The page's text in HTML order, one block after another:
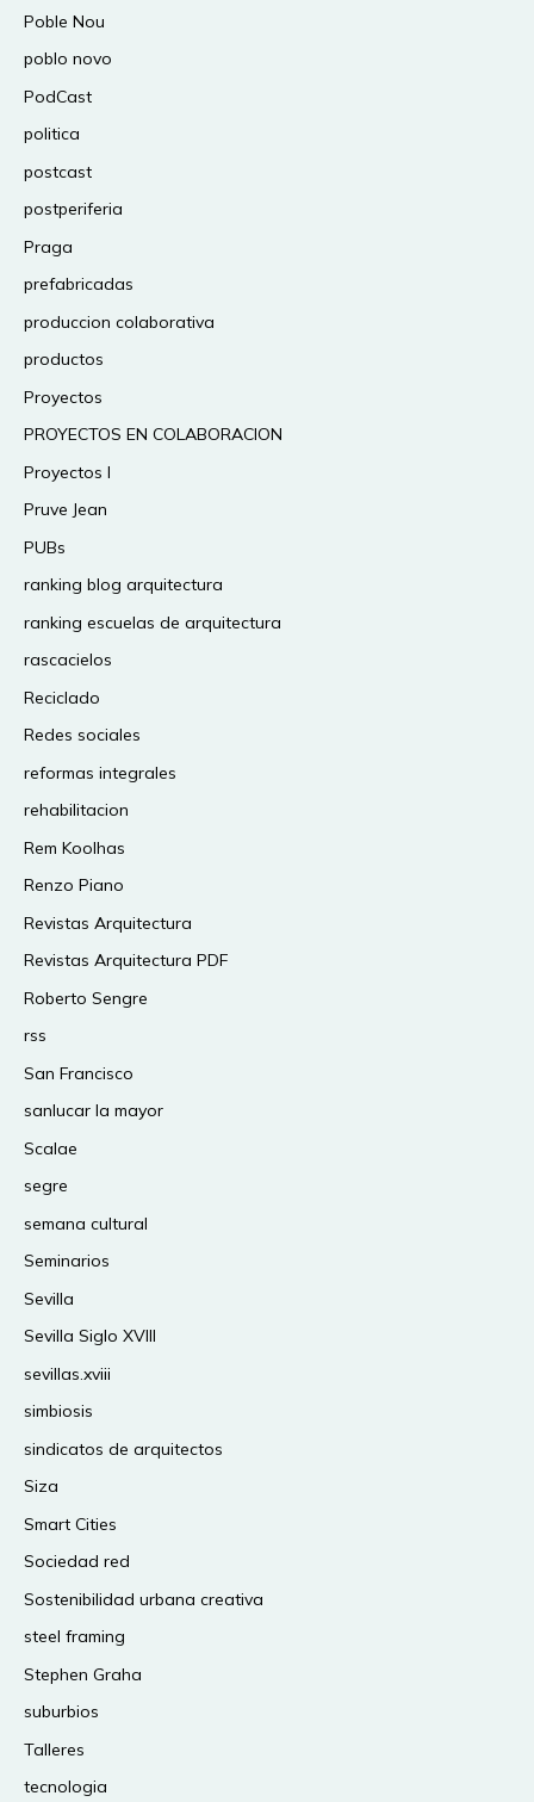
Poble Nou
poblo novo
PodCast
politica
postcast
postperiferia
Praga
prefabricadas
produccion colaborativa
productos
Proyectos
PROYECTOS EN COLABORACION
Proyectos I
Pruve Jean
PUBs
ranking blog arquitectura
ranking escuelas de arquitectura
rascacielos
Reciclado
Redes sociales
reformas integrales
rehabilitacion
Rem Koolhas
Renzo Piano
Revistas Arquitectura
Revistas Arquitectura PDF
Roberto Sengre
rss
San Francisco
sanlucar la mayor
Scalae
segre
semana cultural
Seminarios
Sevilla
Sevilla Siglo XVIII
sevillas.xviii
simbiosis
sindicatos de arquitectos
Siza
Smart Cities
Sociedad red
Sostenibilidad urbana creativa
steel framing
Stephen Graha
suburbios
Talleres
tecnologia